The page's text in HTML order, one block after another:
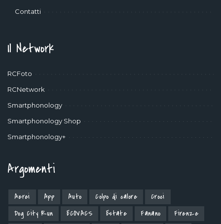
Contatti
Il Network
RCFoto
RCNetwork
Smartphonology
Smartphonology Shop
Smartphonology+
Argomenti
Aerei App Auto Colpo di calore
Croci
Dog City Run
ECOVACS Estate Fanano
Firenze